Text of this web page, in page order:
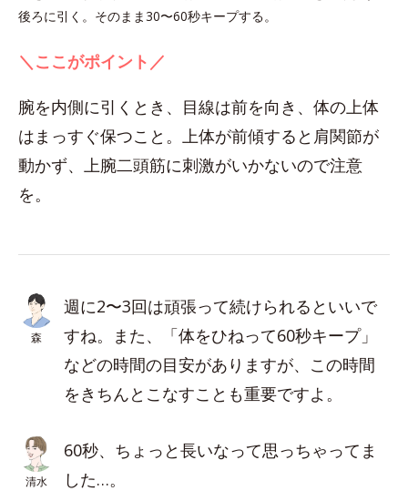
後ろに引く。そのまま30〜60秒キープする。
＼ここがポイント／
腕を内側に引くとき、目線は前を向き、体の上体
はまっすぐ保つこと。上体が前傾すると肩関節が
動かず、上腕二頭筋に刺激がいかないので注意
を。
森
週に2〜3回は頑張って続けられるといいで
すね。また、「体をひねって60秒キープ」
などの時間の目安がありますが、この時間
をきちんとこなすことも重要ですよ。
清水
60秒、ちょっと長いなって思っちゃってま
した…。